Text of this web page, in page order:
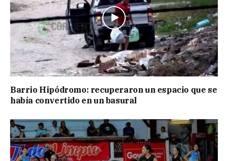
Barrio Hipódromo: recuperaron un espacio que se
había convertido en un basural